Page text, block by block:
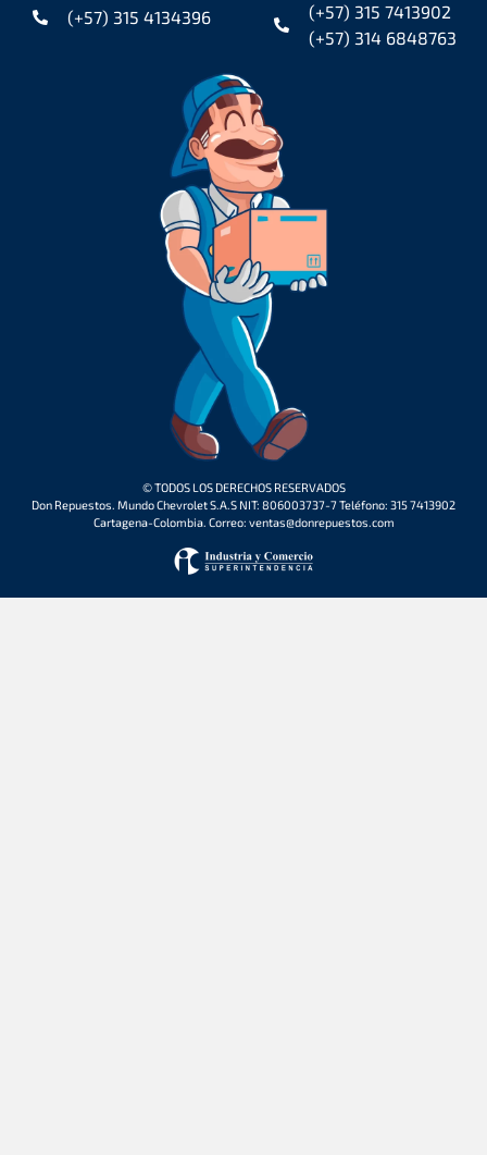
(+57) 315 4134396
(+57) 315 7413902
(+57) 314 6848763
© TODOS LOS DERECHOS RESERVADOS
Don Repuestos. Mundo Chevrolet S.A.S NIT: 806003737-7 Teléfono: 315 7413902
Cartagena-Colombia. Correo: ventas@donrepuestos.com